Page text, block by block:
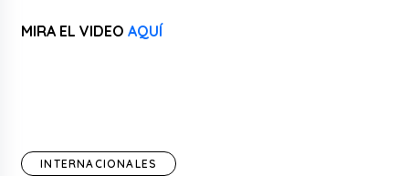
MIRA EL VIDEOAQUÍ
INTERNACIONALES